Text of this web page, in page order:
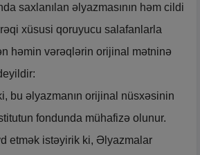
saxlanılan əlyazmasının həm cildi
xüsusi qoruyucu salafanlarla
həmin vərəqlərin orijinal mətninə
bu əlyazmanın orijinal nüsxəsinin
fondunda mühafizə olunur.
etmək istəyirik ki, Əlyazmalar